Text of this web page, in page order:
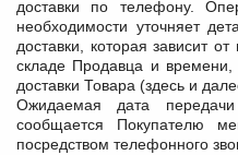
доставки по телефону.
необходимости уточняет
доставки, которая зависит
складе Продавца и
доставки Товара (здесь и
Ожидаемая дата
сообщается Покупателю
посредством телефонного